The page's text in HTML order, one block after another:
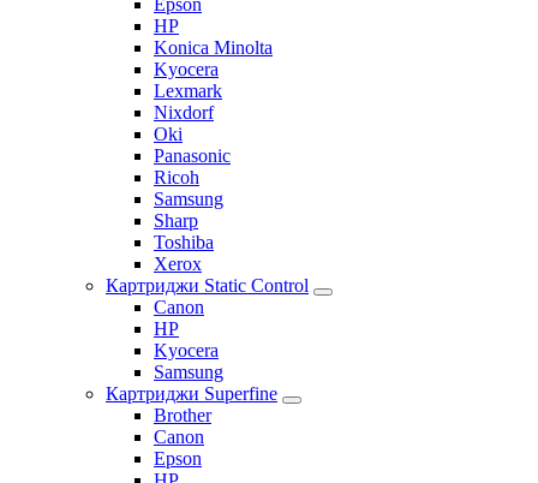
Epson
HP
Konica Minolta
Kyocera
Lexmark
Nixdorf
Oki
Panasonic
Ricoh
Samsung
Sharp
Toshiba
Xerox
Картриджи Static Control
Canon
HP
Kyocera
Samsung
Картриджи Superfine
Brother
Canon
Epson